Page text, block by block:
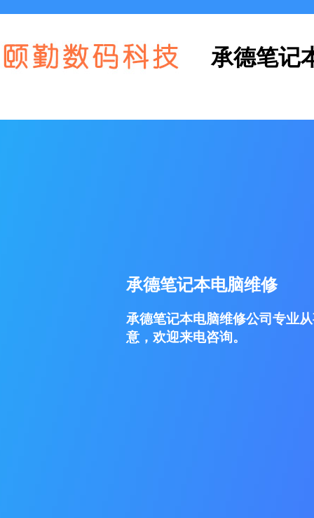
承德笔记
承德笔记本电脑维修
承德笔记本电脑维修公司专业
意，欢迎来电咨询。